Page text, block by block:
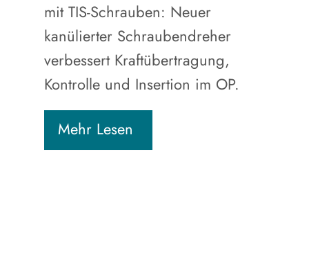
mit TIS-Schrauben: Neuer
kanülierter Schraubendreher
verbessert Kraftübertragung,
Kontrolle und Insertion im OP.
Mehr Lesen